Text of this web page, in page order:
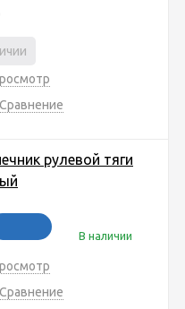
Сравнение
рулевой тяги
В наличии
Сравнение